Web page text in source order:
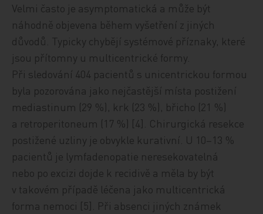
Velmi často je asymptomatická a může být
náhodně objevena během vyšetření z jiných
důvodů. Typicky chybějí systémové příznaky, které
jsou přítomny u multicentrické formy.
Při sledování 404 pacientů s unicentrickou formou
byla pozorována jako nejčastější místa postižení
mediastinum (29 %), krk (23 %), břicho (21 %)
a retroperitoneum (17 %) [4]. Chirurgická resekce
postižené uzliny je obvykle kurativní. U 10–13 %
pacientů je lymfadenopatie neresekovatelná
nebo po excizi dojde k recidivě a měla by být
v takovém případě léčena jako multicentrická
forma nemoci [5]. Při absenci jiných známek